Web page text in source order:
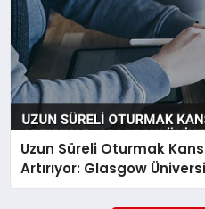
TEKNOLOJI
MAGAZIN
DÜNYA
EKONOMI
Uzun Süreli Oturmak
Artırıyor: Glasgow